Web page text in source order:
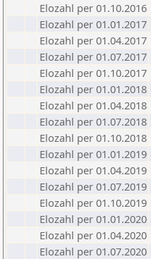
Elozahl per 01.10.2016
Elozahl per 01.01.2017
Elozahl per 01.04.2017
Elozahl per 01.07.2017
Elozahl per 01.10.2017
Elozahl per 01.01.2018
Elozahl per 01.04.2018
Elozahl per 01.07.2018
Elozahl per 01.10.2018
Elozahl per 01.01.2019
Elozahl per 01.04.2019
Elozahl per 01.07.2019
Elozahl per 01.10.2019
Elozahl per 01.01.2020
Elozahl per 01.04.2020
Elozahl per 01.07.2020